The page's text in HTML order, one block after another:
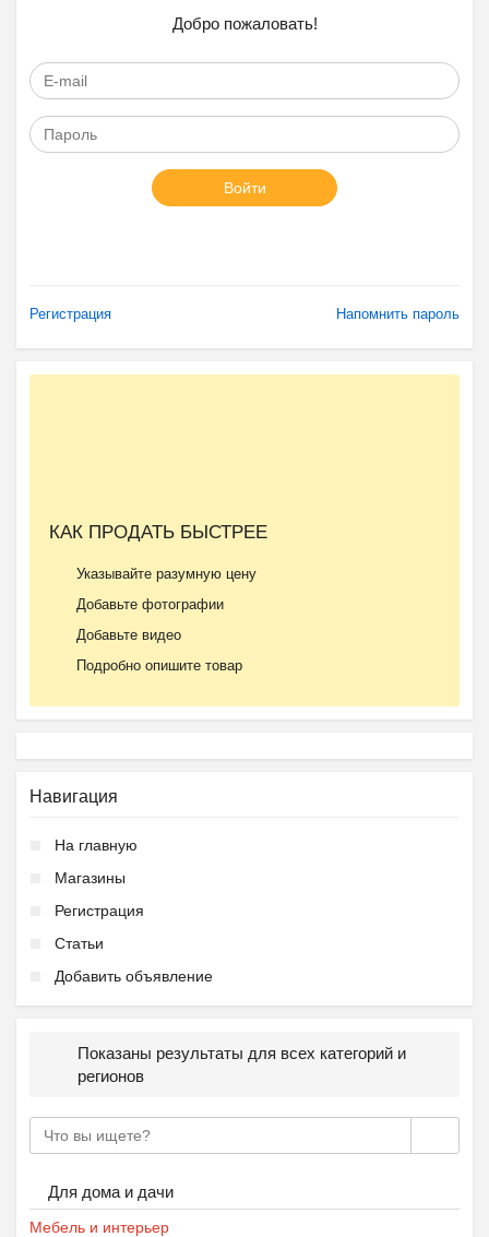
Добро пожаловать!
Войти
Регистрация Напомнить пароль
КАК ПРОДАТЬ БЫСТРЕЕ
Указывайте разумную цену
Добавьте фотографии
Добавьте видео
Подробно опишите товар
Навигация
На главную
Магазины
Регистрация
Статьи
Добавить объявление
Показаны результаты для всех категорий и
регионов
Для дома и дачи
Мебель и интерьер